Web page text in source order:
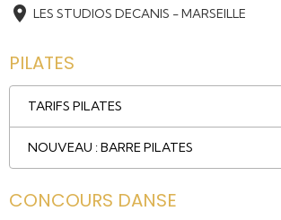
LES STUDIOS DECANIS - MARSEILLE
PILATES
TARIFS PILATES
NOUVEAU : BARRE PILATES
CONCOURS DANSE